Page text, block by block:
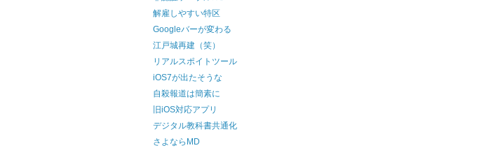
解雇しやすい特区
Googleバーが変わる
江戸城再建（笑）
リアルスポイトツール
iOS7が出たそうな
自殺報道は簡素に
旧iOS対応アプリ
デジタル教科書共通化
さよならMD